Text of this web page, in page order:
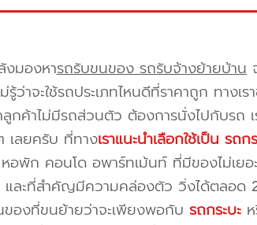
งมองหารถรับขนของ รถรับจ้างย้ายบ้าน
รู้ว่าจะใช้รถประเภทไหนดีที่ราคาถูก ทาง
กค้าไม่มีรถส่วนตัว ต้องการนั่งไปกับรถ
เลยครับ ที่ทางเราแนะนำเลือกใช้เป็น รถก
พัก คอนโด อพาร์ทเม้นท์ ที่มีของไม่เยอ
ละที่สำคัญมีความคล่องตัว วิ่งได้ตลอด
ของที่ขนย้ายว่าจะเพียงพอกับ รถกระบะห